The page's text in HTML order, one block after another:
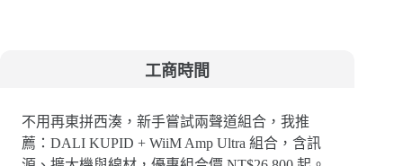
工商時間
不用再東拼西湊，新手嘗試兩聲道組合，我推
薦：DALI KUPID + WiiM Amp Ultra 組合，含訊